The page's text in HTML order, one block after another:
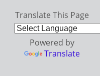
Translate This Page
Powered by
Translate